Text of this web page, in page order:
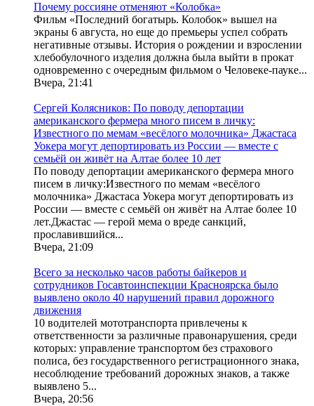
Почему россияне отменяют «Колобка»
Фильм «Последний богатырь. Колобок» вышел на
экраны 6 августа, но еще до премьеры успел собрать
негативные отзывы. История о рождении и взрослении
хлебобулочного изделия должна была выйти в прокат
одновременно с очередным фильмом о Человеке-пауке...
Вчера, 21:41
Сергей Колясников: По поводу депортации
американского фермера много писем в личку:
Известного по мемам «весёлого молочника» Джастаса
Уокера могут депортировать из России — вместе с
семьёй он живёт на Алтае более 10 лет
По поводу депортации американского фермера много
писем в личку:Известного по мемам «весёлого
молочника» Джастаса Уокера могут депортировать из
России — вместе с семьёй он живёт на Алтае более 10
лет.Джастас — герой мема о вреде санкций,
прославившийся...
Вчера, 21:09
Всего за несколько часов работы байкеров и
сотрудников Госавтоинспекции Красноярска было
выявлено около 40 нарушений правил дорожного
движения
10 водителей мототранспорта привлечены к
ответственности за различные правонарушения, среди
которых: управление транспортом без страхового
полиса, без государственного регистрационного знака,
несоблюдение требований дорожных знаков, а также
выявлено 5...
Вчера, 20:56